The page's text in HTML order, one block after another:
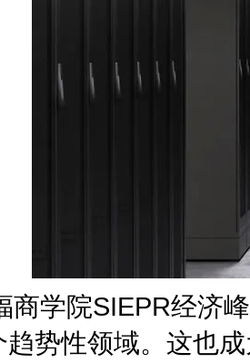
商学院SIEPR经济
势性领域。这也